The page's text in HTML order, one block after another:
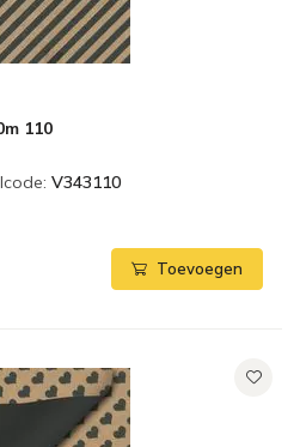
110
V343110
Toevoegen